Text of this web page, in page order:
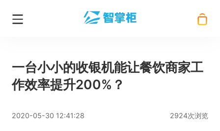
一台小小的收银机能让餐饮商家工
作效率提升200%？
2020-05-30 12:41:28 2924次浏览